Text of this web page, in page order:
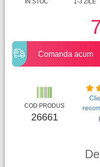
IN STOC
1-3 ZILE
Comanda acum
COD PRODUS
26661